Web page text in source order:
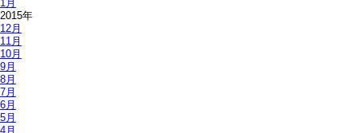
1月
2015年
12月
11月
10月
9月
8月
7月
6月
5月
4月